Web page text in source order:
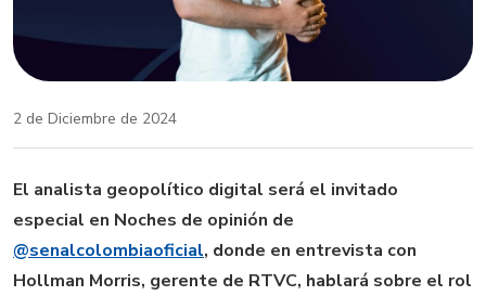
2 de Diciembre de 2024
El analista geopolítico digital será el invitado
especial en Noches de opinión de
@senalcolombiaoficial, donde en entrevista con
Hollman Morris, gerente de RTVC, hablará sobre el rol